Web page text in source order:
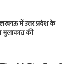
में उत्तर प्रदेश के
मुलाकात की